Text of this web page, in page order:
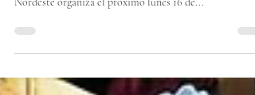
Yecla acoge una nueva jornada
"Cata Integrar" centrada en el
jamón y los sabores del
Nordeste.